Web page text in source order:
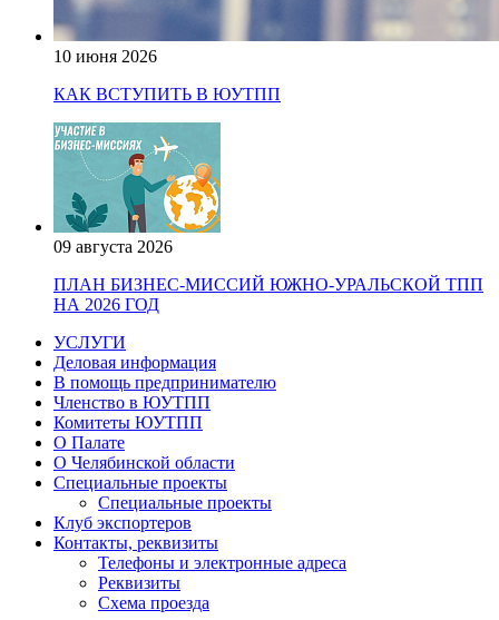
10 июня 2026
КАК ВСТУПИТЬ В ЮУТПП
09 августа 2026
ПЛАН БИЗНЕС-МИССИЙ ЮЖНО-УРАЛЬСКОЙ ТПП
НА 2026 ГОД
УСЛУГИ
Деловая информация
В помощь предпринимателю
Членство в ЮУТПП
Комитеты ЮУТПП
О Палате
О Челябинской области
Специальные проекты
Специальные проекты
Клуб экспортеров
Контакты, реквизиты
Телефоны и электронные адреса
Реквизиты
Схема проезда